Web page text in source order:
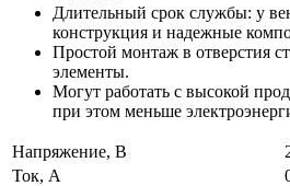
Длительный срок службы: у
конструкция и надежные
Простой монтаж в отверстия
элементы.
Могут работать с высокой
при этом меньше
Напряжение, В
Ток, А